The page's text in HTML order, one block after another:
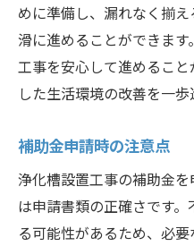
補助金適用後の
トラブルを避け
浄化槽設置工事を安
の補助金制度の活用
安心して工事を
補助金と併用で
エコフレンドリ
めに準備し、漏れなく揃
滑に進めることができま
工事を安心して進めるこ
した生活環境の改善を一歩
補助金申請時の注意点
浄化槽設置工事の補助金
は申請書類の正確さです
る可能性があるため、必